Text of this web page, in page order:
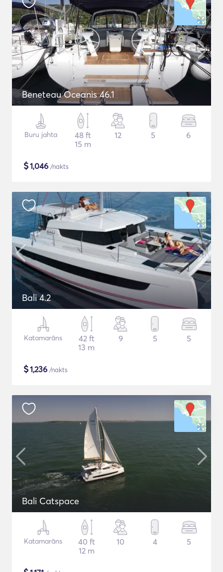
Beneteau Oceanis 46.1
Buru jahta
48 ft
15 m
12 5 6
$1,046 /nakts
Bali 4.2
Katamarāns
42 ft
13 m
9 5 5
$1,236 /nakts
Bali Catspace
Katamarāns
40 ft
12 m
10 4 5